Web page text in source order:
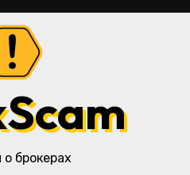
брокерах